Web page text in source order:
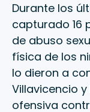
Durante los
capturado 16
de abuso
física de los
lo dieron a
Villavicencio
ofensiva